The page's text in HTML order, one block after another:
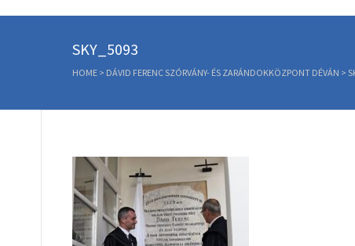
SKY_5093
HOME > DÁVID FERENC SZÓRVÁNY- ÉS ZARÁNDOKKÖZPONT DÉVÁN >